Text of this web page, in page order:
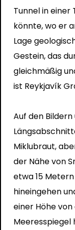
Tunnel in einer
könnte, wo er
Lage
Gestein, das
gleichmäßig
ist Reykjavík
Auf den
Miklubraut,
der Nähe von
etwa 15
hineingehen
einer Höhe
Meeresspiegel